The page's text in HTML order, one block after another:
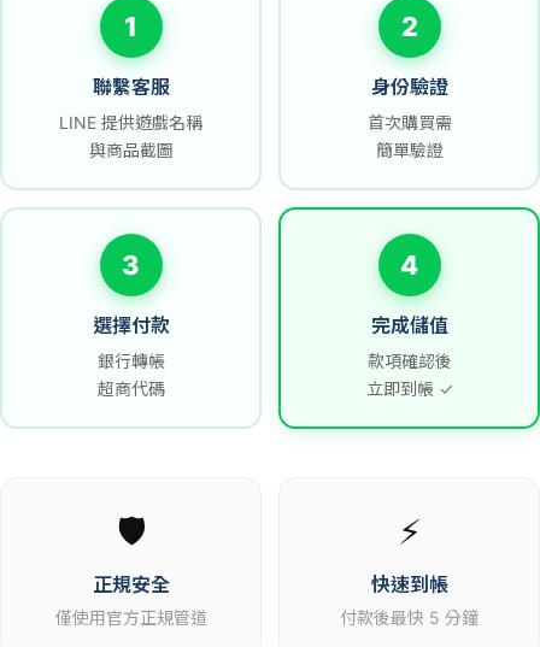
1
聯繫客服
LINE 提供遊戲名稱
與商品截圖
2
身份驗證
首次購買需
簡單驗證
3
選擇付款
銀行轉帳
超商代碼
4
完成儲值
款項確認後
立即到帳 ✓
🛡️
正規安全
僅使用官方正規管道
⚡
快速到帳
付款後最快 5 分鐘